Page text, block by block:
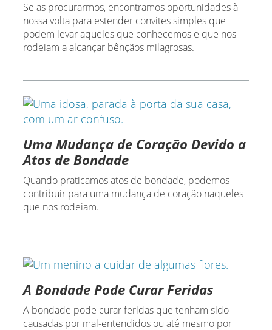
Se as procurarmos, encontramos oportunidades à
nossa volta para estender convites simples que
podem levar aqueles que conhecemos e que nos
rodeiam a alcançar bênçãos milagrosas.
Uma Mudança de Coração Devido a
Atos de Bondade
Quando praticamos atos de bondade, podemos
contribuir para uma mudança de coração naqueles
que nos rodeiam.
A Bondade Pode Curar Feridas
A bondade pode curar feridas que tenham sido
causadas por mal-entendidos ou até mesmo por